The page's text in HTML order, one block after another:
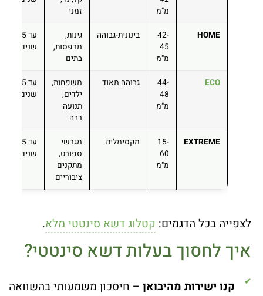
מ"מ
זמני
HOME
42-
45
מ"מ
בינונית-גבוהה
גינות,
מרפסות,
בתים
עד 5
שנים
ECO
44-
48
מ"מ
גבוהה מאוד
משפחות,
ילדים,
תנועה
רבה
עד 5
שנים
EXTREME
15-
60
מ"מ
מקסימלית
מגרשי
ספורט,
מתקנים
ציבוריים
עד 5
שנים
לצפייה בכל הדגמים: קטלוג דשא סינטטי מלא.
איך לחסוך בעלות דשא סינטטי?
קנו ישירות מהיבואן – חיסכון משמעותי בהשוואה